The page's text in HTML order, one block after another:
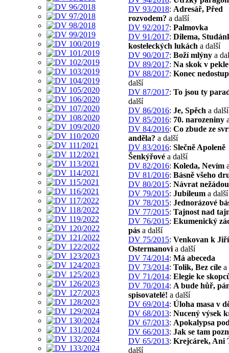
DV 93/2018: Adresář, Před
rozvodem? a další
DV 92/2017: Palmovka
DV 91/2017: Dilema,
kosteleckých lukách a další
DV 90/2017: Boží mlýny a
DV 89/2017: Na skok v pekle
DV 88/2017: Konec
další
DV 87/2017: To jsou ty
další
DV 86/2016: Je, Spěch a další
DV 85/2016: 70. narozeniny
DV 84/2016: Co zbude ze
anděla? a další
DV 83/2016: Slečně Apoleně
Šenkýřové a další
DV 82/2016: Koleda, Nevím
DV 81/2016: Básně všeho
DV 80/2015: Návrat
DV 79/2015: Jubileum a další
DV 78/2015: Jednorázové
DV 77/2015: Tajnost nad
DV 76/2015: Ekumenický
pás a další
DV 75/2015: Venkovan k
Ostermanovi a další
DV 74/2014: Má abeceda
DV 73/2014: Tolik, Bez cíle a
DV 71/2014: Elegie ke
DV 70/2014: A bude hůř,
spisovatelé! a další
DV 69/2014: Úloha masa v
DV 68/2013: Nucený výsek
DV 67/2013: Apokalypsa
DV 66/2013: Jak se tam
DV 65/2013: Krejcárek, Ani
další